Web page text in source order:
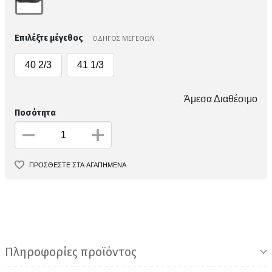
Επιλέξτε μέγεθος ΟΔΗΓΟΣ ΜΕΓΕΘΩΝ
40 2/3 41 1/3
Άμεσα Διαθέσιμο
Ποσότητα
ΠΡΟΣΘΕΣΤΕ ΣΤΑ ΑΓΑΠΗΜΕΝΑ
Πληροφορίες προϊόντος